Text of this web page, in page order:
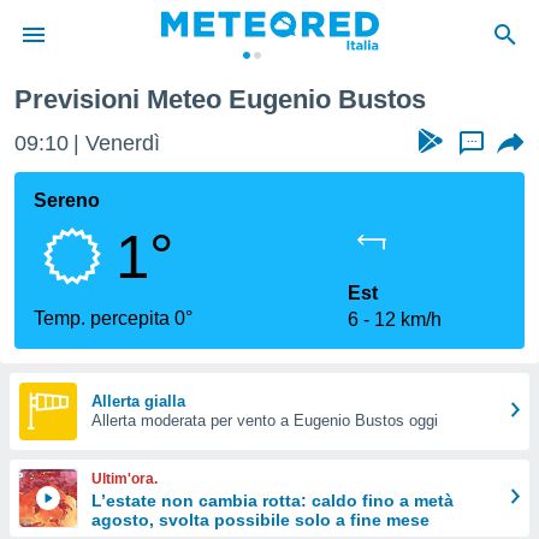
di
per
le
di
Web
le
Previsioni Meteo Eugenio Bustos
09:10 Venerdì ...
Sereno
1°
Temp. percepita 0°
Est
6
12 km/h
Allerta gialla
Allerta moderata per vento a Eugenio Bustos oggi
Ultim'ora.
L’estate non cambia rotta: caldo fino a metà
agosto, svolta possibile solo a fine mese